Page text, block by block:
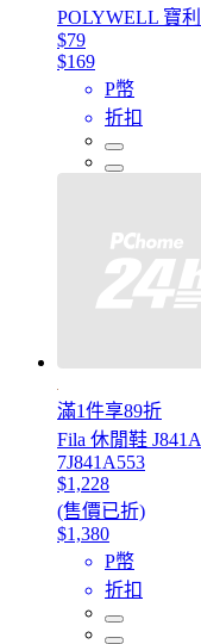
POLYWELL 寶
$79
$169
P幣
折扣
滿1件享89折
Fila 休閒鞋
7J841A553
$1,228
(售價已折)
$1,380
P幣
折扣